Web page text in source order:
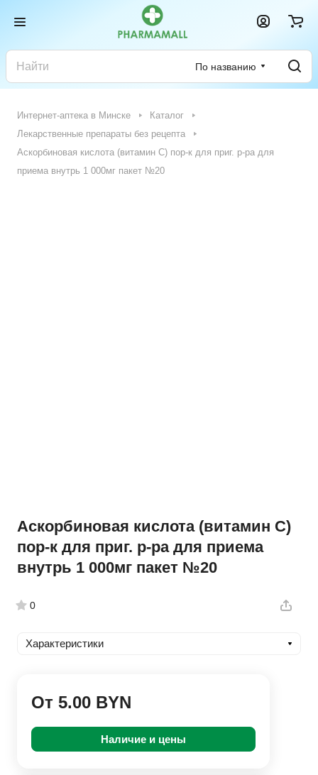
По названию
Интернет-аптека в Минске
Каталог
Лекарственные препараты без рецепта
Аскорбиновая кислота (витамин С) пор-к для приг. р-ра для
приема внутрь 1 000мг пакет №20
Аскорбиновая кислота (витамин С)
пор-к для приг. р-ра для приема
внутрь 1 000мг пакет №20
0
Характеристики
От 5.00 BYN
Наличие и цены